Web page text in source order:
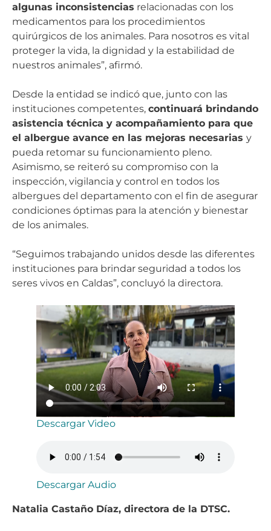
algunas inconsistencias relacionadas con los
medicamentos para los procedimientos
quirúrgicos de los animales. Para nosotros es vital
proteger la vida, la dignidad y la estabilidad de
nuestros animales”, afirmó.
Desde la entidad se indicó que, junto con las
instituciones competentes, continuará brindando
asistencia técnica y acompañamiento para que
el albergue avance en las mejoras necesarias y
pueda retomar su funcionamiento pleno.
Asimismo, se reiteró su compromiso con la
inspección, vigilancia y control en todos los
albergues del departamento con el fin de asegurar
condiciones óptimas para la atención y bienestar
de los animales.
“Seguimos trabajando unidos desde las diferentes
instituciones para brindar seguridad a todos los
seres vivos en Caldas”, concluyó la directora.
Descargar Video
Descargar Audio
Natalia Castaño Díaz, directora de la DTSC.